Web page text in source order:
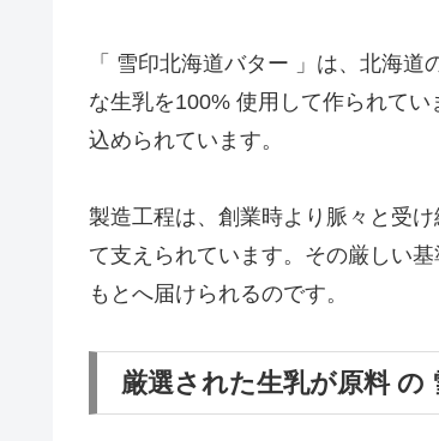
「 雪印北海道バター 」は、北海
な生乳を100% 使用して作られて
込められています。
製造工程は、創業時より脈々と受
て支えられています。その厳しい
もとへ届けられるのです。
厳選された生乳が原料 の